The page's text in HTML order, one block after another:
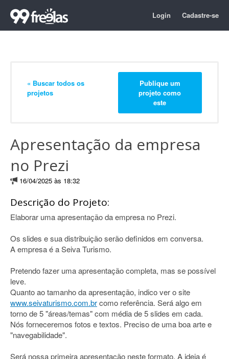
Login Cadastre-se
« Buscar todos os
projetos
Publique um
projeto como
este
Apresentação da empresa
no Prezi
16/04/2025 às 18:32
Descrição do Projeto:
Elaborar uma apresentação da empresa no Prezi.
Os slides e sua distribuição serão definidos em conversa.
A empresa é a Seiva Turismo.
Pretendo fazer uma apresentação completa, mas se possível
leve.
Quanto ao tamanho da apresentação, indico ver o site
www.seivaturismo.com.brcomo referência. Será algo em
torno de 5 "áreas/temas" com média de 5 slides em cada.
Nós forneceremos fotos e textos. Preciso de uma boa arte e
"navegabilidade".
Será nossa primeira apresentação neste formato. A ideia é